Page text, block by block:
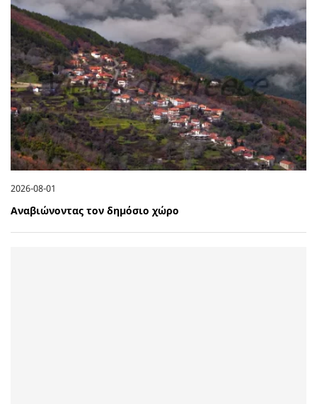
2026-08-01
Αναβιώνοντας τον δημόσιο χώρο